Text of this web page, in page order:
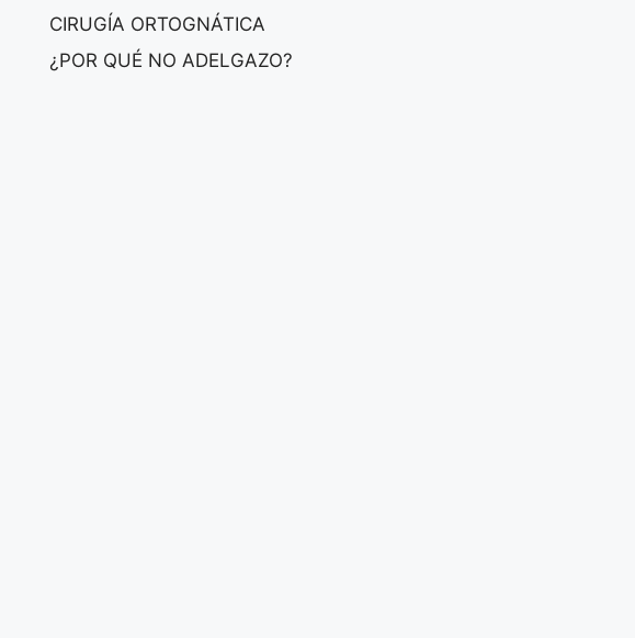
CIRUGÍA ORTOGNÁTICA
¿POR QUÉ NO ADELGAZO?